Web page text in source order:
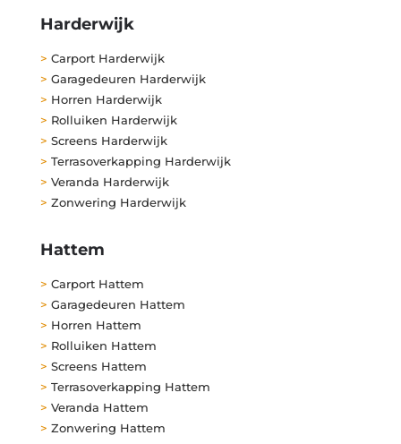
Harderwijk
> Carport Harderwijk
> Garagedeuren Harderwijk
> Horren Harderwijk
> Rolluiken Harderwijk
> Screens Harderwijk
> Terrasoverkapping Harderwijk
> Veranda Harderwijk
> Zonwering Harderwijk
Hattem
> Carport Hattem
> Garagedeuren Hattem
> Horren Hattem
> Rolluiken Hattem
> Screens Hattem
> Terrasoverkapping Hattem
> Veranda Hattem
> Zonwering Hattem